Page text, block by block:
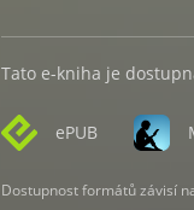
Tato e-kniha je
ePUB
Dostupnost formátů závisí